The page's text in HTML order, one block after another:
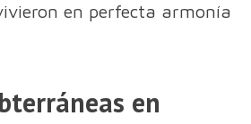
en perfecta armonía
en